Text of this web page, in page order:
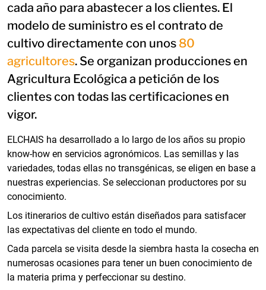
cada año para abastecer a los clientes. El
modelo de suministro es el contrato de
cultivo directamente con unos 80
agricultores. Se organizan producciones en
Agricultura Ecológica a petición de los
clientes con todas las certificaciones en
vigor.
ELCHAIS ha desarrollado a lo largo de los años su propio
know-how en servicios agronómicos. Las semillas y las
variedades, todas ellas no transgénicas, se eligen en base a
nuestras experiencias. Se seleccionan productores por su
conocimiento.
Los itinerarios de cultivo están diseñados para satisfacer
las expectativas del cliente en todo el mundo.
Cada parcela se visita desde la siembra hasta la cosecha en
numerosas ocasiones para tener un buen conocimiento de
la materia prima y perfeccionar su destino.